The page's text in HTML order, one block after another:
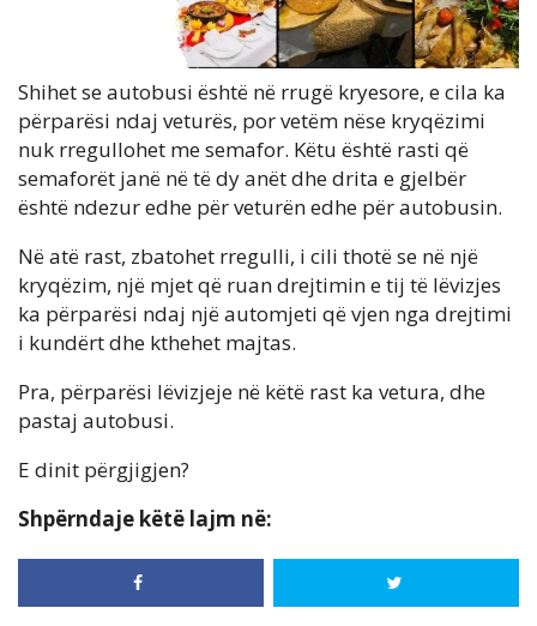
Shihet se autobusi është në rrugë kryesore, e cila ka
përparësi ndaj veturës, por vetëm nëse kryqëzimi
nuk rregullohet me semafor. Këtu është rasti që
semaforët janë në të dy anët dhe drita e gjelbër
është ndezur edhe për veturën edhe për autobusin.
Në atë rast, zbatohet rregulli, i cili thotë se në një
kryqëzim, një mjet që ruan drejtimin e tij të lëvizjes
ka përparësi ndaj një automjeti që vjen nga drejtimi
i kundërt dhe kthehet majtas.
Pra, përparësi lëvizjeje në këtë rast ka vetura, dhe
pastaj autobusi.
E dinit përgjigjen?
Shpërndaje këtë lajm në: